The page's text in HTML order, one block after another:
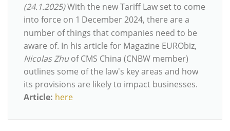
(24.1.2025)With the new Tariff Law set to come
into force on 1 December 2024, there are a
number of things that companies need to be
aware of. In his article for Magazine EURObiz,
Nicolas Zhuof CMS China (CNBW member)
outlines some of the law's key areas and how
its provisions are likely to impact businesses.
Article: here